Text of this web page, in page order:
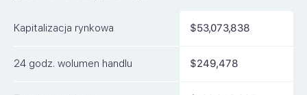
Kapitalizacja rynkowa $53,073,838
24 godz. wolumen handlu $249,478